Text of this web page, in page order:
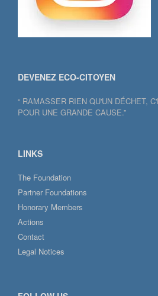
DEVENEZ ECO-CITOYEN
“ RAMASSER RIEN QU'UN DÉCHET,
POUR UNE GRANDE CAUSE.”
LINKS
The Foundation
Partner Foundations
Honorary Members
Actions
Contact
Legal Notices